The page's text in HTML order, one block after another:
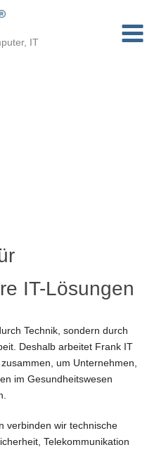
IT-Lösungen
Technik, sondern durch
Deshalb arbeitet Frank IT
um Unternehmen,
im Gesundheitswesen
verbinden wir technische
Telekommunikation